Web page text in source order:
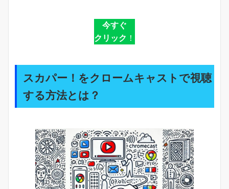
今すぐ
クリック ！
スカパー！をクロームキャストで視聴
する方法とは？